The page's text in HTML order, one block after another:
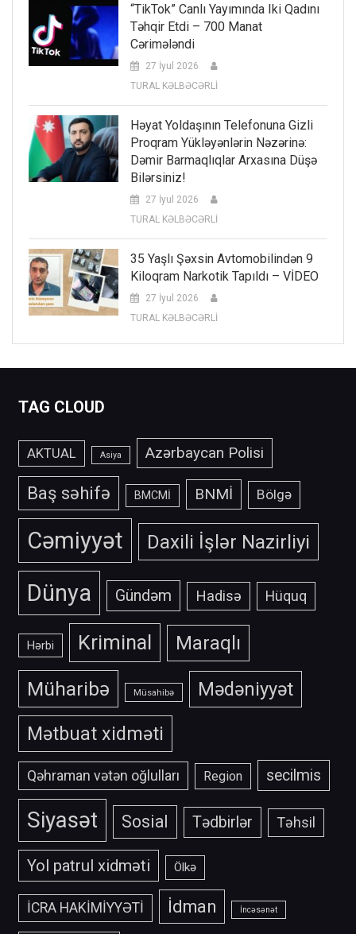
“TikTok” Canlı Yayımında Iki Qadını
Təhqir Etdi – 700 Manat
Cərimələndi
27 İyul 2026
TURAL KƏLBƏCƏRLİ
Həyat Yoldaşının Telefonuna Gizli
Proqram Yükləyənlərin Nəzərinə:
Dəmir Barmaqlıqlar Arxasına Düşə
Bilərsiniz!
27 İyul 2026
TURAL KƏLBƏCƏRLİ
35 Yaşlı Şəxsin Avtomobilindən 9
Kiloqram Narkotik Tapıldı – VİDEO
27 İyul 2026
TURAL KƏLBƏCƏRLİ
TAG CLOUD
AKTUAL Asiya Azərbaycan Polisi
Baş səhifə BMCMİ BNMİ Bölgə
Cəmiyyət Daxili İşlər Nazirliyi
Dünya Gündəm Hadisə Hüquq
Hərbi Kriminal Maraqlı
Müharibə Müsahibə
Mədəniyyət
Mətbuat xidməti
Qəhraman vətən oğlulları Region secilmis
Siyasət Sosial Tədbirlər Təhsil
Yol patrul xidməti Ölkə
İCRA HAKİMİYYƏTİ İdman İncəsənət